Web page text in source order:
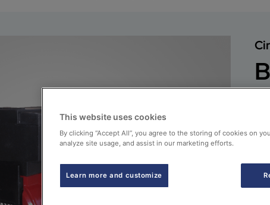
This website uses cookies
By clicking “Accept All”, you agree to the storing of cookies on
analyze site usage, and assist in our marketing efforts.
Learn more and customize